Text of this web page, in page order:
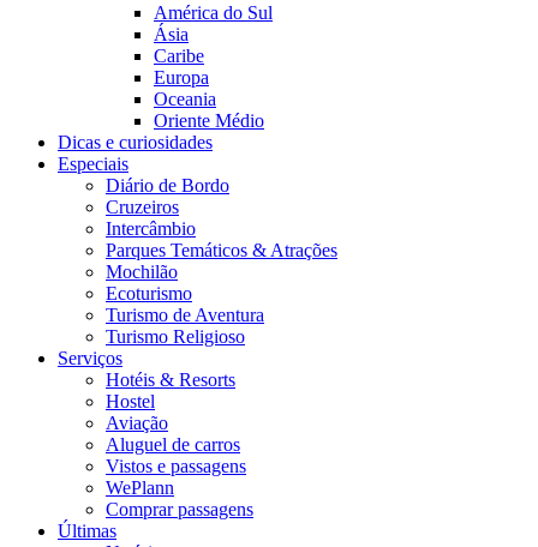
América do Sul
Ásia
Caribe
Europa
Oceania
Oriente Médio
Dicas e curiosidades
Especiais
Diário de Bordo
Cruzeiros
Intercâmbio
Parques Temáticos & Atrações
Mochilão
Ecoturismo
Turismo de Aventura
Turismo Religioso
Serviços
Hotéis & Resorts
Hostel
Aviação
Aluguel de carros
Vistos e passagens
WePlann
Comprar passagens
Últimas